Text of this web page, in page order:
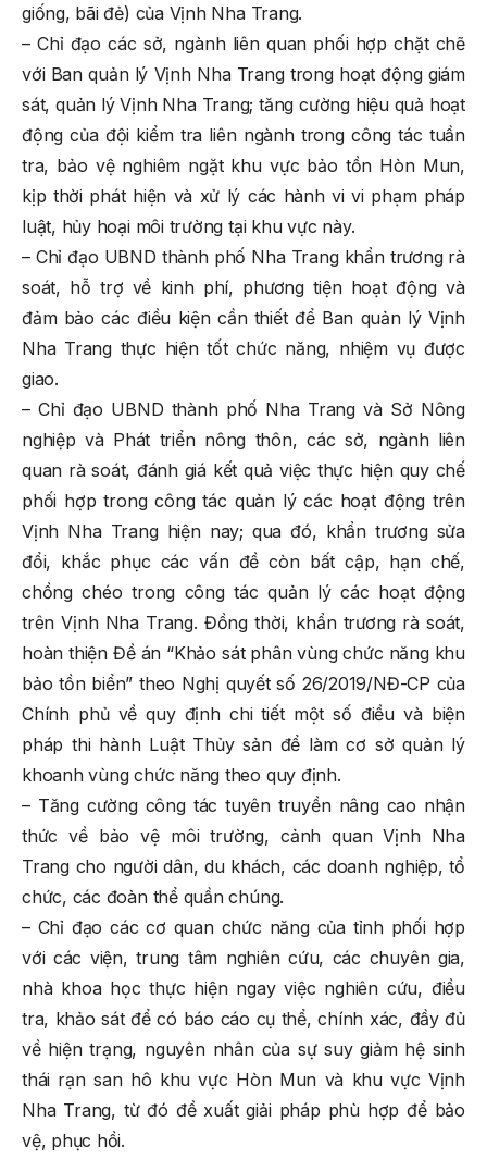
giống, bãi đẻ) của Vịnh Nha Trang.
– Chỉ đạo các sở, ngành liên quan phối hợp chặt chẽ
với Ban quản lý Vịnh Nha Trang trong hoạt động giám
sát, quản lý Vịnh Nha Trang; tăng cường hiệu quả hoạt
động của đội kiểm tra liên ngành trong công tác tuần
tra, bảo vệ nghiêm ngặt khu vực bảo tồn Hòn Mun,
kịp thời phát hiện và xử lý các hành vi vi phạm pháp
luật, hủy hoại môi trường tại khu vực này.
– Chỉ đạo UBND thành phố Nha Trang khẩn trương rà
soát, hỗ trợ về kinh phí, phương tiện hoạt động và
đảm bảo các điều kiện cần thiết để Ban quản lý Vịnh
Nha Trang thực hiện tốt chức năng, nhiệm vụ được
giao.
– Chỉ đạo UBND thành phố Nha Trang và Sở Nông
nghiệp và Phát triển nông thôn, các sở, ngành liên
quan rà soát, đánh giá kết quả việc thực hiện quy chế
phối hợp trong công tác quản lý các hoạt động trên
Vịnh Nha Trang hiện nay; qua đó, khẩn trương sửa
đổi, khắc phục các vấn đề còn bất cập, hạn chế,
chồng chéo trong công tác quản lý các hoạt động
trên Vịnh Nha Trang. Đồng thời, khẩn trương rà soát,
hoàn thiện Đề án “Khảo sát phân vùng chức năng khu
bảo tồn biển” theo Nghị quyết số 26/2019/NĐ-CP của
Chính phủ về quy định chi tiết một số điều và biện
pháp thi hành Luật Thủy sản để làm cơ sở quản lý
khoanh vùng chức năng theo quy định.
– Tăng cường công tác tuyên truyền nâng cao nhận
thức về bảo vệ môi trường, cảnh quan Vịnh Nha
Trang cho người dân, du khách, các doanh nghiệp, tổ
chức, các đoàn thể quần chúng.
– Chỉ đạo các cơ quan chức năng của tỉnh phối hợp
với các viện, trung tâm nghiên cứu, các chuyên gia,
nhà khoa học thực hiện ngay việc nghiên cứu, điều
tra, khảo sát để có báo cáo cụ thể, chính xác, đầy đủ
về hiện trạng, nguyên nhân của sự suy giảm hệ sinh
thái rạn san hô khu vực Hòn Mun và khu vực Vịnh
Nha Trang, từ đó đề xuất giải pháp phù hợp để bảo
vệ, phục hồi.